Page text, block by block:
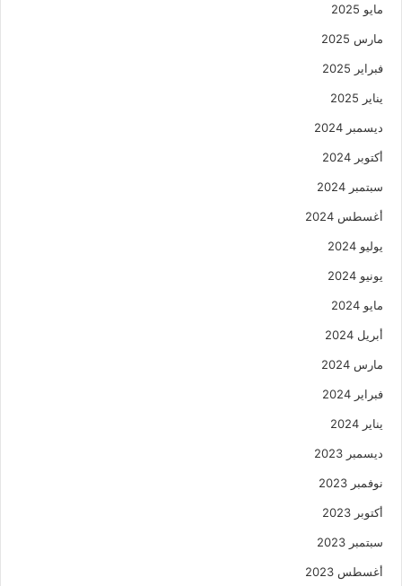
مايو 2025
مارس 2025
فبراير 2025
يناير 2025
ديسمبر 2024
أكتوبر 2024
سبتمبر 2024
أغسطس 2024
يوليو 2024
يونيو 2024
مايو 2024
أبريل 2024
مارس 2024
فبراير 2024
يناير 2024
ديسمبر 2023
نوفمبر 2023
أكتوبر 2023
سبتمبر 2023
أغسطس 2023